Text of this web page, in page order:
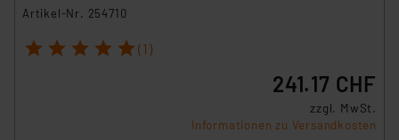
Artikel-Nr. 254710
1 2 3 4 5 (1)
241.17 CHF
zzgl. MwSt.
Informationen zu Versandkosten